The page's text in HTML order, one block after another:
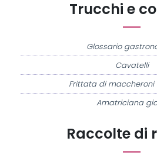
Raccolte di
Trucchi e
Glossario
Cavatelli
Frittata di maccheroni
Amatriciana